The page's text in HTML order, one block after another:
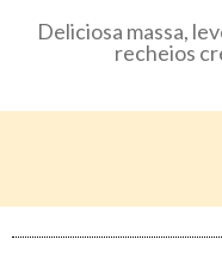
Deliciosa massa,
recheios